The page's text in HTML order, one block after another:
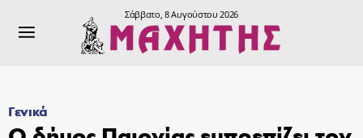
Σάββατο, 8 Αυγούστου 2026
Γενικά